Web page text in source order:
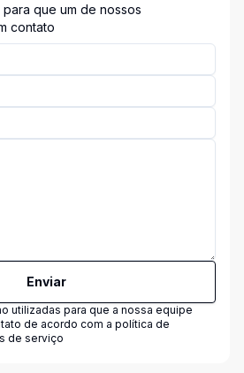
que um de nossos
contato
Enviar
utilizadas para que a nossa equipe
de acordo com a política de
de serviço